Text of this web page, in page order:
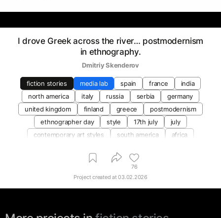
I drove Greek across the river… postmodernism
in ethnography.
Dmitriy Skenderov
fiction stories media lab spain france
india
north america
italy russia serbia
germany
united kingdom
finland greece
postmodernism
ethnographer day
style 17th july
july
contemporary art styles
south america africa
76
Project created at03.02.2026